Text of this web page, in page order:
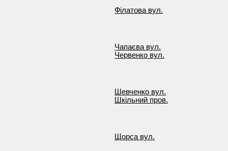
Філатова вул.
Чапаєва вул.
Червенко вул.
Шевченко вул.
Шкільний пров.
Щорса вул.